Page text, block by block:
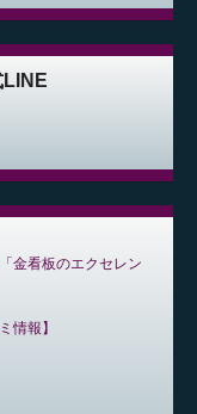
LINE
金看板のエクセレン
情報